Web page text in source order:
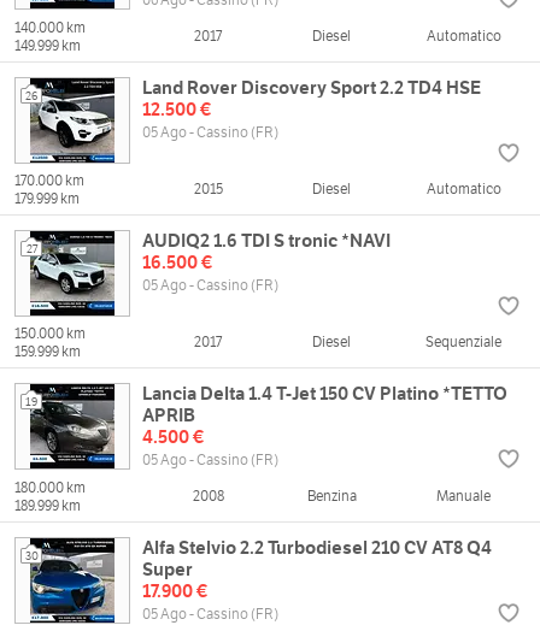
140.000 km
149.999 km
2017 Diesel Automatico
26
Land Rover Discovery Sport 2.2 TD4 HSE
12.500 €
05 Ago - Cassino (FR)
170.000 km
179.999 km
2015 Diesel Automatico
27
AUDIQ2 1.6 TDI S tronic *NAVI
16.500 €
05 Ago - Cassino (FR)
150.000 km
159.999 km
2017 Diesel Sequenziale
19
Lancia Delta 1.4 T-Jet 150 CV Platino *TETTO
APRIB
4.500 €
05 Ago - Cassino (FR)
180.000 km
189.999 km
2008 Benzina Manuale
30
Alfa Stelvio 2.2 Turbodiesel 210 CV AT8 Q4
Super
17.900 €
05 Ago - Cassino (FR)